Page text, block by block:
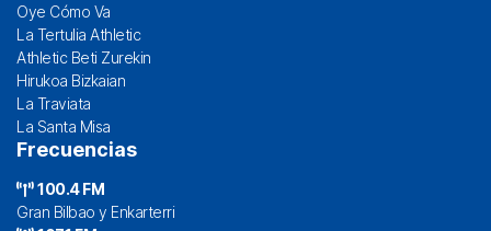
Oye Cómo Va
La Tertulia Athletic
Athletic Beti Zurekin
Hirukoa Bizkaian
La Traviata
La Santa Misa
Frecuencias
100.4 FM
Gran Bilbao y Enkarterri